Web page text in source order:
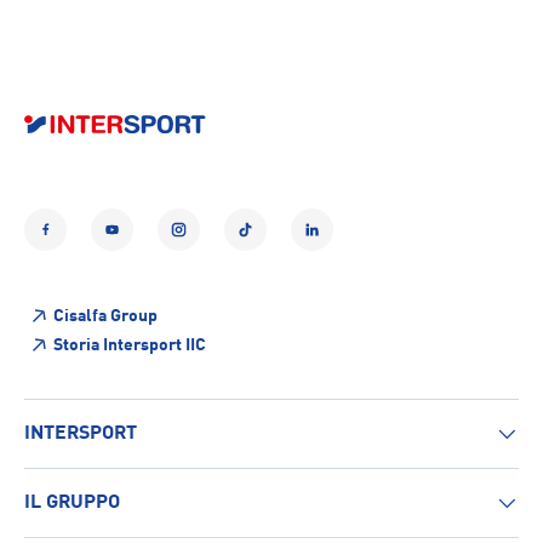
YouTubeInstagramTikTok LinkedIn
Cisalfa Group
Storia Intersport IIC
INTERSPORT
IL GRUPPO